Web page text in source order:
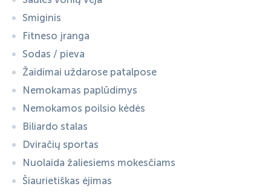
Smiginis
Fitneso įranga
Sodas / pieva
Žaidimai uždarose patalpose
Nemokamas paplūdimys
Nemokamos poilsio kėdės
Biliardo stalas
Dviračių sportas
Nuolaida žaliesiems mokesčiams
Šiaurietiškas ėjimas